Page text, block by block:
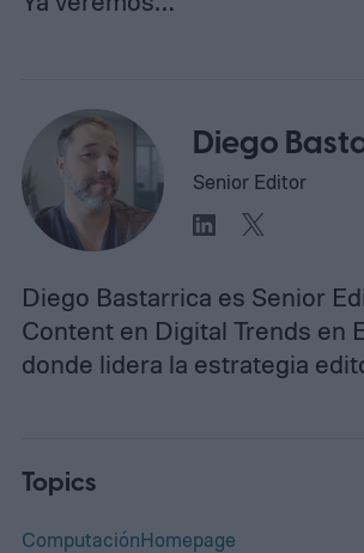
Diego
Senior Editor
Diego Bastarrica es Senior
Content en Digital Trends en
donde lidera la estrategia
Topics
ComputaciónHomepage